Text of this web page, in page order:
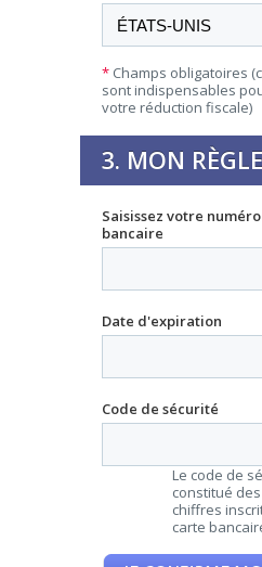
* Champs obligatoires
sont indispensables
votre réduction fiscale)
3. MON
Saisissez votre
bancaire
Date d'expiration
Code de sécurité
Le code de
constitué
chiffres
carte